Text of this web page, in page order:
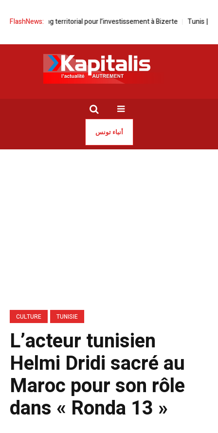
FlashNews:
marketing territorial pour l’investissement à Bizerte Tunis | Le
أنباء تونس
CULTURE TUNISIE
L’acteur tunisien
Helmi Dridi sacré au
Maroc pour son rôle
dans « Ronda 13 »